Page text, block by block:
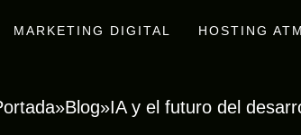
MARKETING DIGITAL HOSTING ATM
»Blog»IA y el futuro del